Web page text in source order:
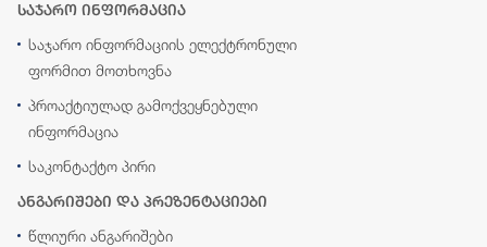
საჯარო ინფორმაცია
საჯარო ინფორმაციის ელექტრონული
ფორმით მოთხოვნა
პროაქტიულად გამოქვეყნებული
ინფორმაცია
საკონტაქტო პირი
ანგარიშები და პრეზენტაციები
წლიური ანგარიშები